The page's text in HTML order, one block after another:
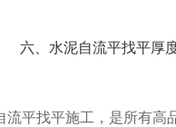
六、水泥自流平找平厚
流平找平施工，是所有高